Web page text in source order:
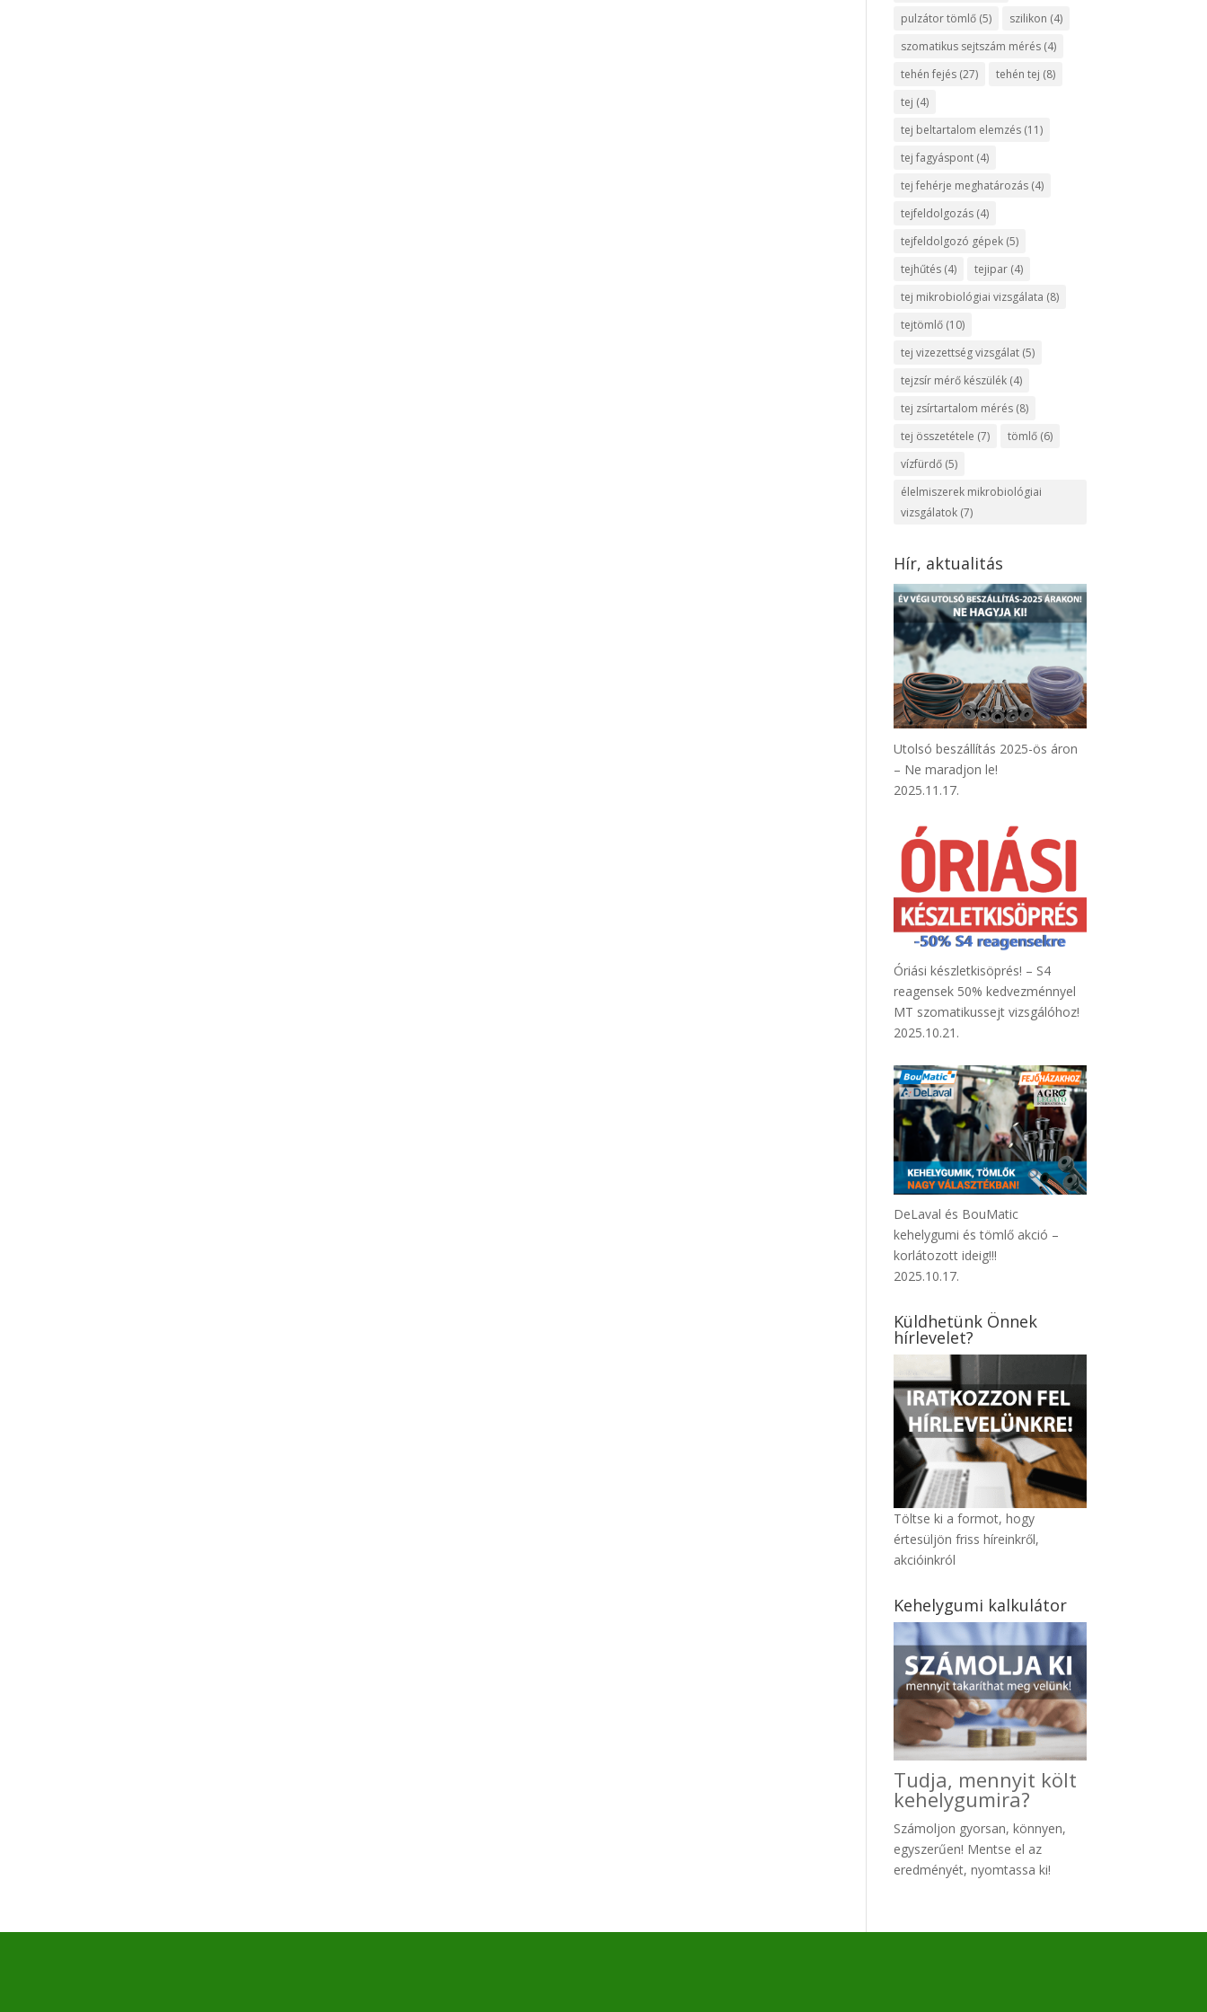
pulzátor tömlő(5) szilikon (4)
szomatikus sejtszám mérés(4)
tehén fejés(27) tehén tej (8)
tej (4)
tej beltartalom elemzés(11)
tej fagyáspont(4)
tej fehérje meghatározás(4)
tejfeldolgozás(4)
tejfeldolgozó gépek(5)
tejhűtés(4) tejipar(4)
tej mikrobiológiai vizsgálata (8)
tejtömlő(10)
tej vizezettség vizsgálat(5)
tejzsír mérő készülék(4)
tej zsírtartalom mérés(8)
tej összetétele (7) tömlő(6)
vízfürdő(5)
élelmiszerek mikrobiológiai
vizsgálatok(7)
Hír, aktualitás
Utolsó beszállítás 2025-ös áron
– Ne maradjon le!
2025.11.17.
Óriási készletkisöprés! – S4
reagensek 50% kedvezménnyel
MT szomatikussejt vizsgálóhoz!
2025.10.21.
DeLaval és BouMatic
kehelygumi és tömlő akció –
korlátozott ideig!!!
2025.10.17.
Küldhetünk Önnek
hírlevelet?
Töltse ki a formot, hogy
értesüljön friss híreinkről,
akcióinkról
Kehelygumi kalkulátor
Tudja, mennyit költ
kehelygumira?
Számoljon gyorsan, könnyen,
egyszerűen! Mentse el az
eredményét, nyomtassa ki!